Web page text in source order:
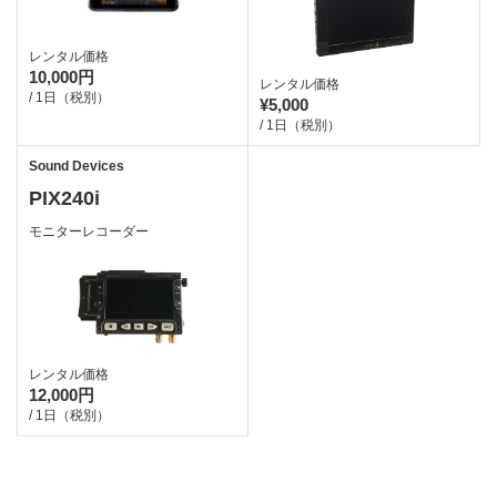
レンタル価格
10,000円
/ 1日（税別）
レンタル価格
¥5,000
/ 1日（税別）
Sound Devices
PIX240i
モニターレコーダー
レンタル価格
12,000円
/ 1日（税別）